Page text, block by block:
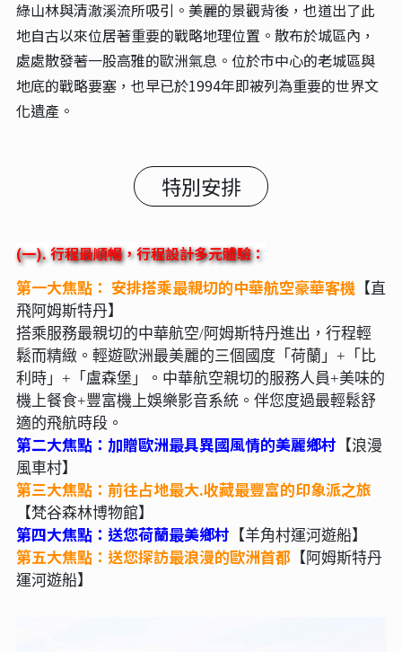
綠山林與清澈溪流所吸引。美麗的景觀背後，也道出了此
地自古以來位居著重要的戰略地理位置。散布於城區內，
處處散發著一股高雅的歐洲氣息。位於市中心的老城區與
地底的戰略要塞，也早已於1994年即被列為重要的世界文
化遺產。
特別安排
(一). 行程最順暢，行程設計多元體驗：
第一大焦點： 安排搭乘最親切的中華航空豪華客機【直
飛阿姆斯特丹】
搭乘服務最親切的中華航空/阿姆斯特丹進出，行程輕
鬆而精緻。輕遊歐洲最美麗的三個國度「荷蘭」+「比
利時」+「盧森堡」。中華航空親切的服務人員+美味的
機上餐食+豐富機上娛樂影音系統。伴您度過最輕鬆舒
適的飛航時段。
第二大焦點：加贈歐洲最具異國風情的美麗鄉村 【浪漫
風車村】
第三大焦點：前往占地最大.收藏最豐富的印象派之旅
【梵谷森林博物館】
第四大焦點：送您荷蘭最美鄉村 【羊角村運河遊船】
第五大焦點：送您探訪最浪漫的歐洲首都【阿姆斯特丹
運河遊船】